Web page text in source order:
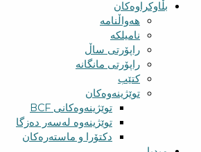
بڵاوکراوەکان
هەواڵنامە
نامیلکە
راپۆرتی ساڵ
راپۆرتی مانگانە
کتێب
توێژینەوەکان
توێژینەوەکانی BCF​
توێژینەوە لەسەر دەزگا
دکتۆرا و ماستەرەکان